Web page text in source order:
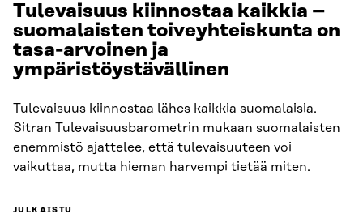
Tulevaisuus kiinnostaa kaikkia –
suomalaisten toiveyhteiskunta on
tasa-arvoinen ja
ympäristöystävällinen
Tulevaisuus kiinnostaa lähes kaikkia suomalaisia.
Sitran Tulevaisuusbarometrin mukaan suomalaisten
enemmistö ajattelee, että tulevaisuuteen voi
vaikuttaa, mutta hieman harvempi tietää miten.
JULKAISTU